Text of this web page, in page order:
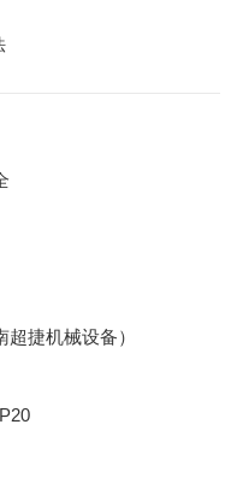
捷机械设备）